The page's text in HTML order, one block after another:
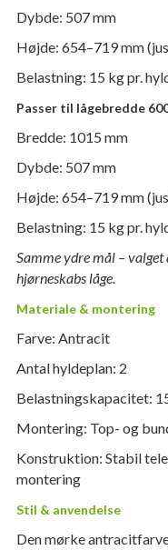
Dybde: 507 mm
Højde: 654–719 mm
Belastning: 15 kg pr.
Passer til lågebredde
Bredde: 1015 mm
Dybde: 507 mm
Højde: 654–719 mm
Belastning: 15 kg pr.
Samme ydre mål –
hjørneskabs låge.
Materiale & montering
Farve: Antracit
Antal hyldeplan: 2
Belastningskapacitet:
Montering: Top- og
Konstruktion: Stabil
montering
Stil & anvendelse
Den mørke